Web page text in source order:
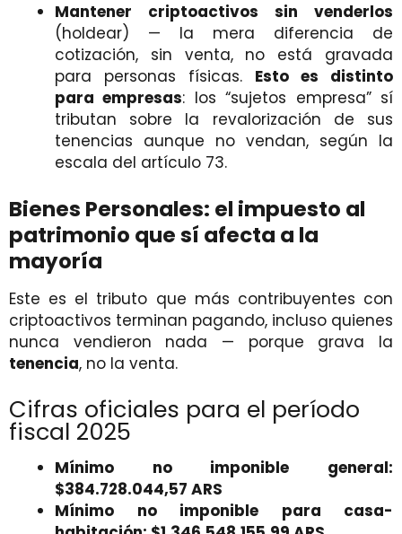
Mantener criptoactivos sin venderlos
(holdear) — la mera diferencia de
cotización, sin venta, no está gravada
para personas físicas. Esto es distinto
para empresas: los “sujetos empresa” sí
tributan sobre la revalorización de sus
tenencias aunque no vendan, según la
escala del artículo 73.
Bienes Personales: el impuesto al
patrimonio que sí afecta a la
mayoría
Este es el tributo que más contribuyentes con
criptoactivos terminan pagando, incluso quienes
nunca vendieron nada — porque grava la
tenencia, no la venta.
Cifras oficiales para el período
fiscal 2025
Mínimo no imponible general:
$384.728.044,57 ARS
Mínimo no imponible para casa-